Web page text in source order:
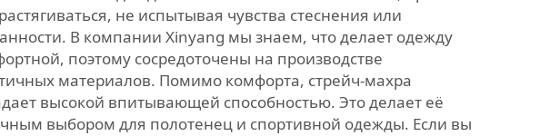
не испытывая чувства стеснения или
В компании Xinyang мы знаем, что делает одежду
поэтому сосредоточены на производстве
материалов. Помимо комфорта, стрейч-махра
высокой впитывающей способностью. Это делает её
выбором для полотенец и спортивной одежды. Если вы